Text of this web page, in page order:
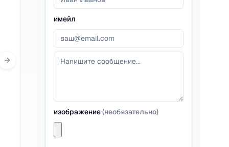
Next slide
имейл
изображение(необязательно)